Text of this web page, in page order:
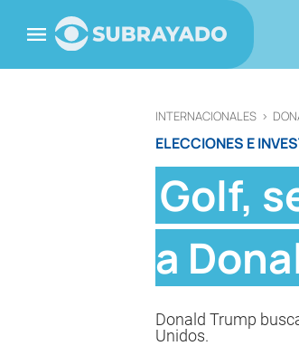
INTERNACIONALES >
ELECCIONES E
Golf,
a
Donald Trump
Unidos.